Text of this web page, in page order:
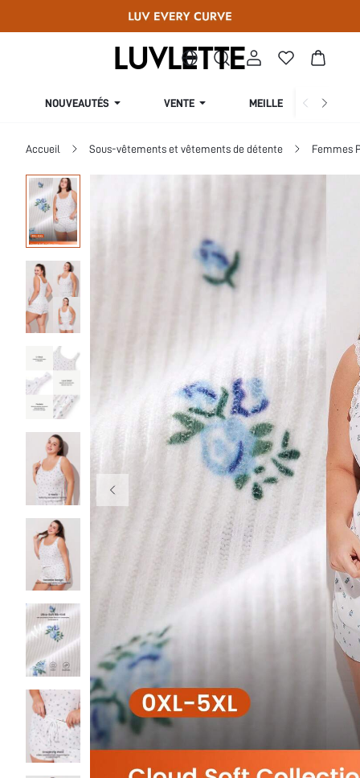
NOUVEAUTÉS VENTE MEILLEURES VENTES
Accueil Sous-vêtements et vêtements de détente Femmes